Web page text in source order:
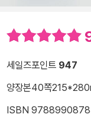
세일즈포인트 947
양장본40쪽
ISBN